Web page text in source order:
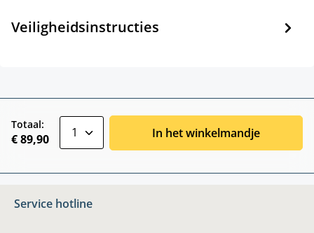
Veiligheidsinstructies
Totaal:
€ 89,90 In het winkelmandje
Service hotline